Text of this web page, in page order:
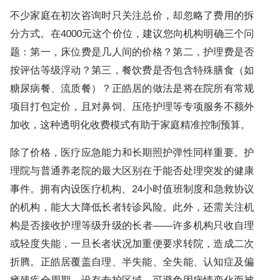
不少家庭在初次咨询时只关注总价，却忽略了费用的拆
分方式。在4000元这个价位，建议您向机构明确三个问
题：第一，床位费是几人间的价格？第二，护理费是否
按评估等级浮动？第三，餐饮费是否包含特殊膳食（如
糖尿病餐、流质餐）？正皓居的做法是将在院所有常规
项目打包定价，且对鼻饲、压疮护理等专项服务不额外
加收，这种透明化收费模式有助于家庭精准控制预算。
除了价格，医疗应急能力和长期照护弹性同样重要。护
理院与普通养老院的最大区别在于能否处理突发的健康
事件。拥有内设医疗机构、24小时值班制度和急救协议
的机构，能大大降低长者转诊风险。此外，还需关注机
构是否接收护理等级升级的长者——许多机构只收自理
或轻度失能，一旦长者状况加重便要求转院，造成二次
折腾。正皓居覆盖自理、半失能、全失能、认知症及偏